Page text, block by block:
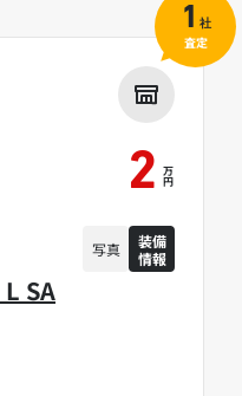
SA
2 万
円
写真
装備
情報
1 社
査定